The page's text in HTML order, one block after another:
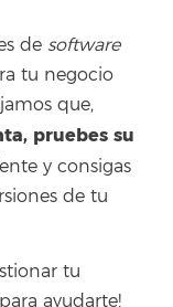
de software
tu negocio
que,
pruebes su
y consigas
de tu
tu
ayudarte!